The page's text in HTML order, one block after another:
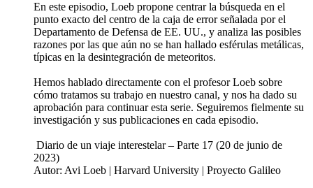
En este episodio, Loeb propone centrar la búsqueda en el
punto exacto del centro de la caja de error señalada por el
Departamento de Defensa de EE. UU., y analiza las posibles
razones por las que aún no se han hallado esférulas metálicas,
típicas en la desintegración de meteoritos.
Hemos hablado directamente con el profesor Loeb sobre
cómo tratamos su trabajo en nuestro canal, y nos ha dado su
aprobación para continuar esta serie. Seguiremos fielmente su
investigación y sus publicaciones en cada episodio.
️ Diario de un viaje interestelar – Parte 17 (20 de junio de
2023)
Autor: Avi Loeb | Harvard University | Proyecto Galileo